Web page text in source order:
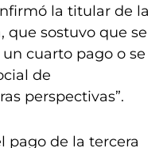
la titular de la
que sostuvo que se
cuarto pago o se
de
perspectivas”.
pago de la tercera